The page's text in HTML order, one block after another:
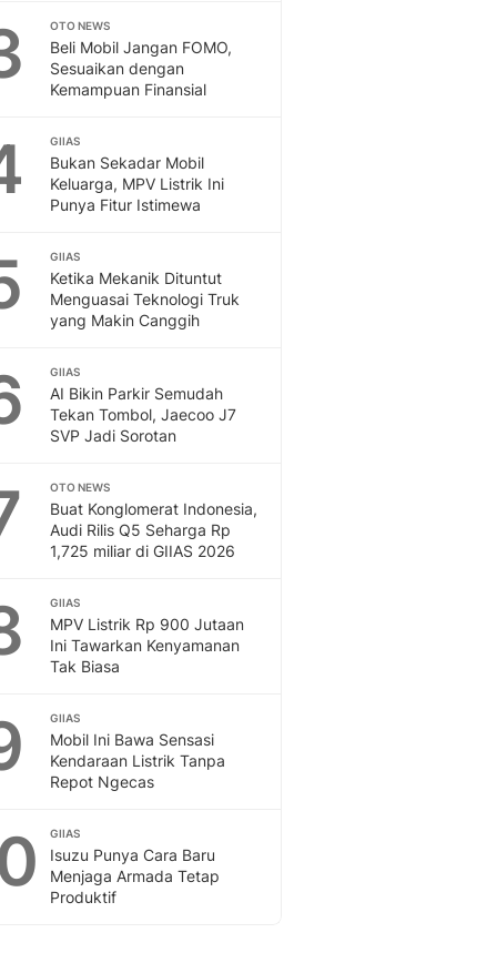
OTO NEWS
Beli Mobil Jangan FOMO,
Sesuaikan dengan
Kemampuan Finansial
GIIAS
Bukan Sekadar Mobil
Keluarga, MPV Listrik Ini
Punya Fitur Istimewa
GIIAS
Ketika Mekanik Dituntut
Menguasai Teknologi Truk
yang Makin Canggih
GIIAS
AI Bikin Parkir Semudah
Tekan Tombol, Jaecoo J7
SVP Jadi Sorotan
OTO NEWS
Buat Konglomerat Indonesia,
Audi Rilis Q5 Seharga Rp
1,725 miliar di GIIAS 2026
GIIAS
MPV Listrik Rp 900 Jutaan
Ini Tawarkan Kenyamanan
Tak Biasa
GIIAS
Mobil Ini Bawa Sensasi
Kendaraan Listrik Tanpa
Repot Ngecas
GIIAS
Isuzu Punya Cara Baru
Menjaga Armada Tetap
Produktif